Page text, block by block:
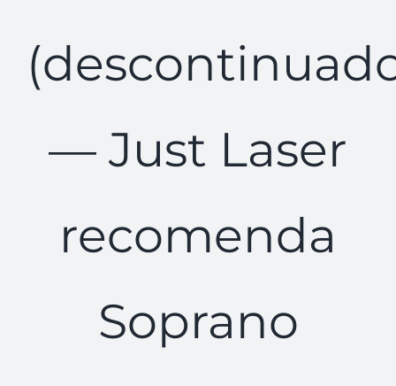
— Just Laser
recomenda
Soprano